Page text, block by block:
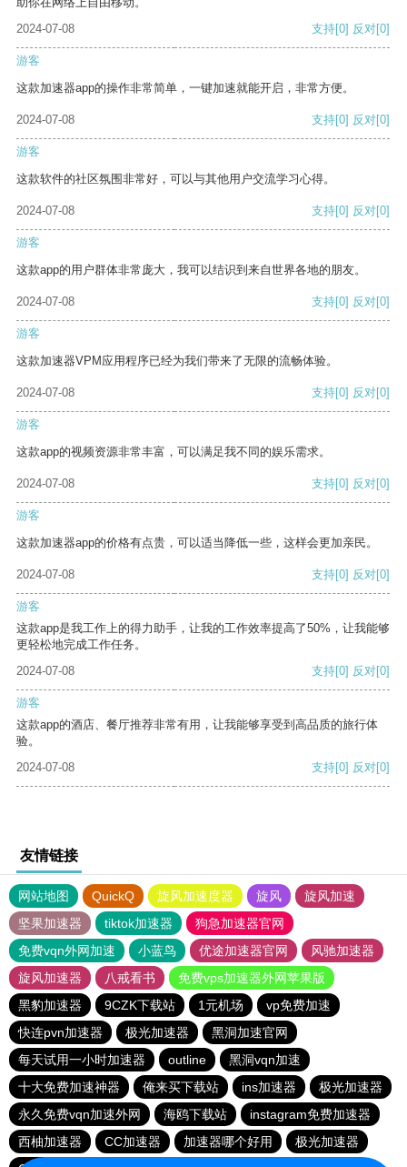
2024-07-08
支持[0] 反对[0]
游客
这款加速器app的操作非常简单，一键加速就能开启，非常方便。
2024-07-08 支持[0] 反对[0]
游客
这款软件的社区氛围非常好，可以与其他用户交流学习心得。
2024-07-08 支持[0] 反对[0]
游客
这款app的用户群体非常庞大，我可以结识到来自世界各地的朋友。
2024-07-08 支持[0] 反对[0]
游客
这款加速器VPM应用程序已经为我们带来了无限的流畅体验。
2024-07-08 支持[0] 反对[0]
游客
这款app的视频资源非常丰富，可以满足我不同的娱乐需求。
2024-07-08 支持[0] 反对[0]
游客
这款加速器app的价格有点贵，可以适当降低一些，这样会更加亲民。
2024-07-08 支持[0] 反对[0]
游客
这款app是我工作上的得力助手，让我的工作效率提高了50%，让我能够
更轻松地完成工作任务。
2024-07-08
支持[0] 反对[0]
游客
这款app的酒店、餐厅推荐非常有用，让我能够享受到高品质的旅行体
验。
2024-07-08
支持[0] 反对[0]
友情链接
网站地图 QuickQ 旋风加速度器 旋风
旋风加速
坚果加速器
tiktok加速器
狗急加速器官网
免费vqn外网加速
小蓝鸟 优途加速器官网
风驰加速器
旋风加速器
八戒看书
免费vps加速器外网苹果版
黑豹加速器
9CZK下载站 1元机场
vp免费加速
快连pvn加速器
极光加速器
黑洞加速官网
每天试用一小时加速器
outline
黑洞vqn加速
十大免费加速神器
俺来买下载站 ins加速器
极光加速器
永久免费vqn加速外网
海鸥下载站
instagram免费加速器
西柚加速器
CC加速器 加速器哪个好用
极光加速器